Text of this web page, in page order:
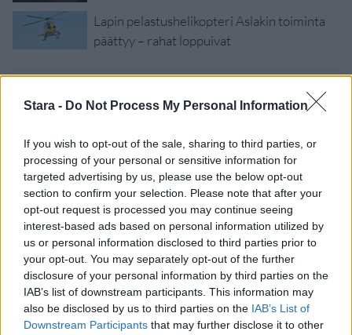
Stara - Do Not Process My Personal Information
If you wish to opt-out of the sale, sharing to third parties, or
processing of your personal or sensitive information for
targeted advertising by us, please use the below opt-out
section to confirm your selection. Please note that after your
opt-out request is processed you may continue seeing
interest-based ads based on personal information utilized by
us or personal information disclosed to third parties prior to
your opt-out. You may separately opt-out of the further
disclosure of your personal information by third parties on the
IAB’s list of downstream participants. This information may
also be disclosed by us to third parties on the IAB’s List of
Downstream Participants that may further disclose it to other
Lapin pelastushelikopteri Aslakin toiminta
päättyy – rahat loppuivat
Viihdeuutiset
22.12.2021, 5:00